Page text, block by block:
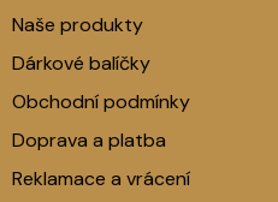
Naše produkty
Dárkové balíčky
Obchodní podmínky
Doprava a platba
Reklamace a vrácení